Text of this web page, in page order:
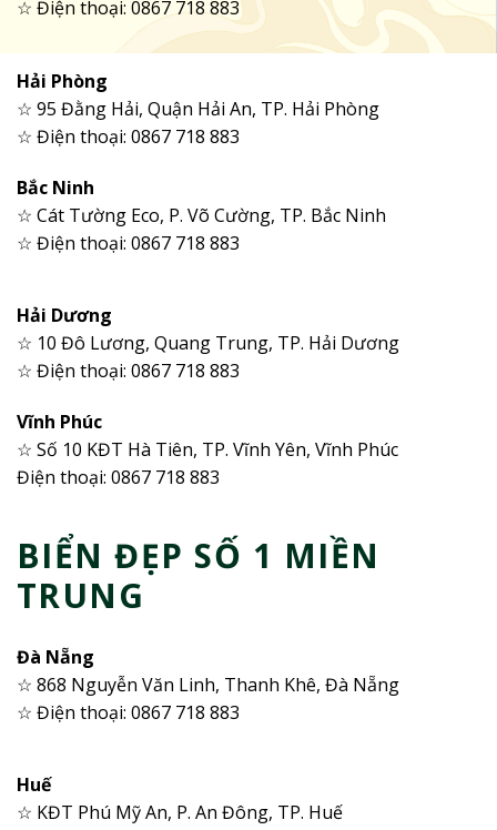
☆ Điện thoại: 0867 718 883
Hải Phòng
☆ 95 Đằng Hải, Quận Hải An, TP. Hải Phòng
☆ Điện thoại: 0867 718 883
Bắc Ninh
☆ Cát Tường Eco, P. Võ Cường, TP. Bắc Ninh
☆ Điện thoại: 0867 718 883
Hải Dương
☆ 10 Đô Lương, Quang Trung, TP. Hải Dương
☆ Điện thoại: 0867 718 883
Vĩnh Phúc
☆ Số 10 KĐT Hà Tiên, TP. Vĩnh Yên, Vĩnh Phúc
Điện thoại: 0867 718 883
BIỂN ĐẸP SỐ 1 MIỀN
TRUNG
Đà Nẵng
☆ 868 Nguyễn Văn Linh, Thanh Khê, Đà Nẵng
☆ Điện thoại: 0867 718 883
Huế
☆ KĐT Phú Mỹ An, P. An Đông, TP. Huế